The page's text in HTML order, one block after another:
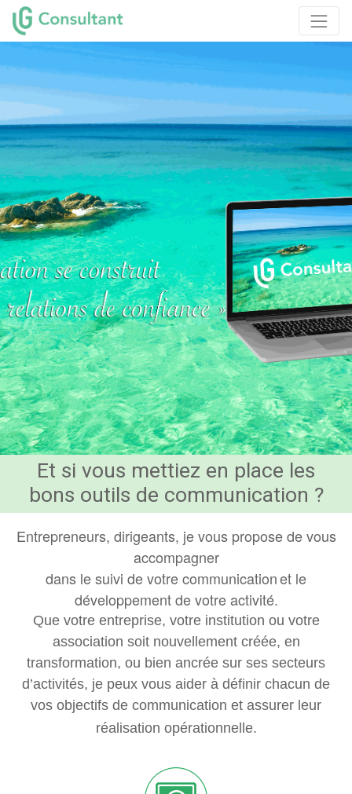
Et si vous mettiez en place les
bons outils de communication ?
Entrepreneurs, dirigeants, je vous propose de vous
accompagner
dans le suivi de votre communicationet le
développement de votre activité.
Que votre entreprise, votre institution ou votre
association soit nouvellement créée, en
transformation, ou bien ancrée sur ses secteurs
d’activités, je peux vous aider à définir chacun de
vos objectifs de communication et assurer leur
réalisation opérationnelle.